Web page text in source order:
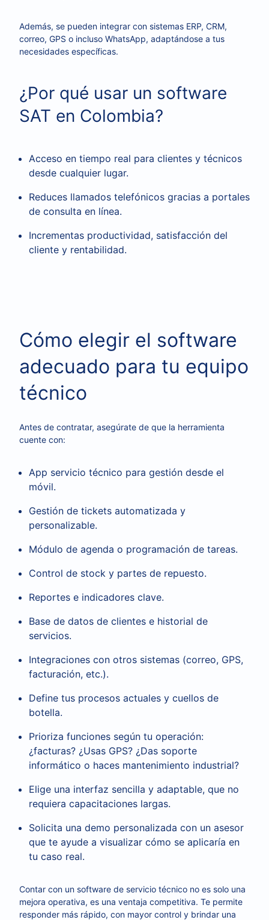
Además, se pueden integrar con sistemas ERP, CRM,
correo, GPS o incluso WhatsApp, adaptándose a tus
necesidades específicas.
¿Por qué usar un software
SAT en Colombia?
Acceso en tiempo real para clientes y técnicos
desde cualquier lugar.
Reduces llamados telefónicos gracias a portales
de consulta en línea.
Incrementas productividad, satisfacción del
cliente y rentabilidad.
Cómo elegir el software
adecuado para tu equipo
técnico
Antes de contratar, asegúrate de que la herramienta
cuente con:
App servicio técnico para gestión desde el
móvil.
Gestión de tickets automatizada y
personalizable.
Módulo de agenda o programación de tareas.
Control de stock y partes de repuesto.
Reportes e indicadores clave.
Base de datos de clientes e historial de
servicios.
Integraciones con otros sistemas (correo, GPS,
facturación, etc.).
Define tus procesos actuales y cuellos de
botella.
Prioriza funciones según tu operación:
¿facturas? ¿Usas GPS? ¿Das soporte
informático o haces mantenimiento industrial?
Elige una interfaz sencilla y adaptable, que no
requiera capacitaciones largas.
Solicita una demo personalizada con un asesor
que te ayude a visualizar cómo se aplicaría en
tu caso real.
Contar con un software de servicio técnico no es solo una
mejora operativa, es una ventaja competitiva. Te permite
responder más rápido, con mayor control y brindar una